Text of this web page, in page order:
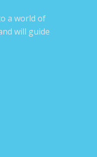
a world of
will guide